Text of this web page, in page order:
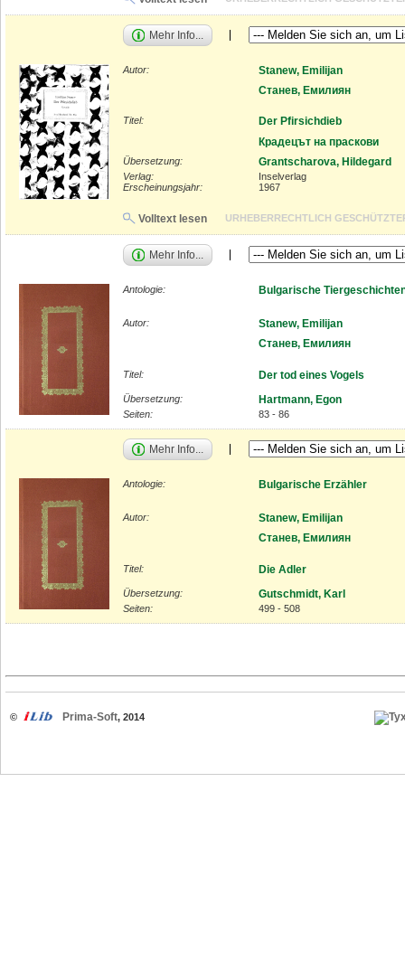
Mehr Info...
Autor:
Stanew, Emilijan
Станев, Емилиян
Titel:
Der Pfirsichdieb
Крадецът на праскови
Übersetzung: Grantscharova, Hildegard
Verlag:
Inselverlag
Erscheinungsjahr:
1967
Volltext lesen URHEBERRECHTLICH
Mehr Info...
Antologie: Bulgarische
Autor:
Stanew, Emilijan
Станев, Емилиян
Titel: Der tod eines Vogels
Übersetzung: Hartmann, Egon
Seiten: 83 - 86
Mehr Info...
Antologie: Bulgarische Erzähler
Autor:
Stanew, Emilijan
Станев, Емилиян
Titel: Die Adler
Übersetzung: Gutschmidt, Karl
Seiten: 499 - 508
© Prima-Soft, 2014